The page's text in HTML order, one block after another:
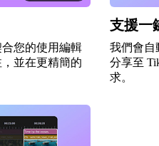
您的使用編輯
並在更精簡的
支援一
我們會自
分享至
求。